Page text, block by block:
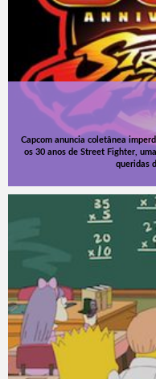
Capcom anuncia coletânea
os 30 anos de Street Fighter,
queridas